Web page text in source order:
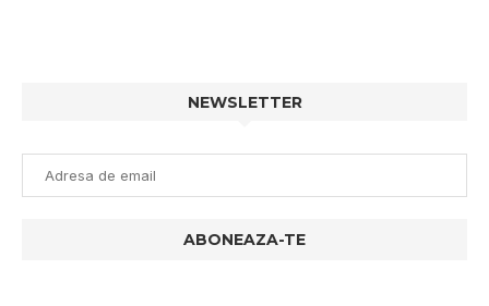
NEWSLETTER